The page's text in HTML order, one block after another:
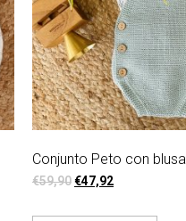
Conjunto Peto con blusa
€59,90€47,92